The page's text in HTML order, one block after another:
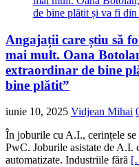
Angajații care știu să
mai mult. Oana
extraordinar de bine
bine plătit”
iunie 10, 2025 Vidjean Mihai
În joburile cu A.I., cerințele
PwC. Joburile asistate de A.I.
automatizate. Industriile fără